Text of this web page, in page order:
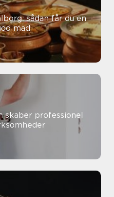
sådan får du en
mad